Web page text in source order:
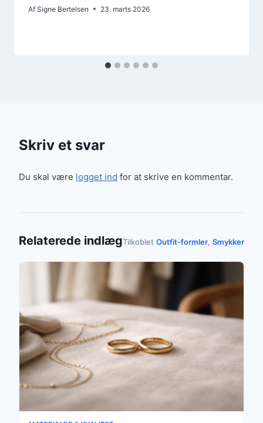
Af Signe Bertelsen 23. marts 2026
Skriv et svar
Du skal være logget ind for at skrive en kommentar.
Relaterede indlægTilkoblet Outfit-formler, Smykker